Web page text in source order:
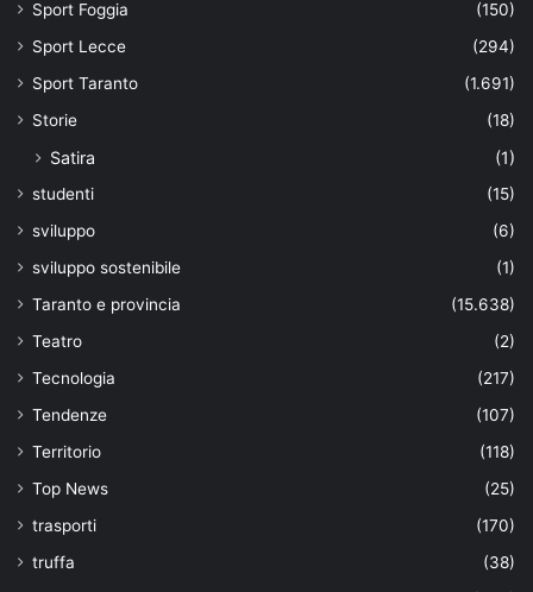
Sport Foggia
(150)
Sport Lecce
(294)
Sport Taranto
(1.691)
Storie
(18)
Satira (1)
studenti
(15)
sviluppo
(6)
sviluppo sostenibile
(1)
Taranto e provincia
(15.638)
Teatro
(2)
Tecnologia
(217)
Tendenze
(107)
Territorio
(118)
Top News
(25)
trasporti
(170)
truffa
(38)